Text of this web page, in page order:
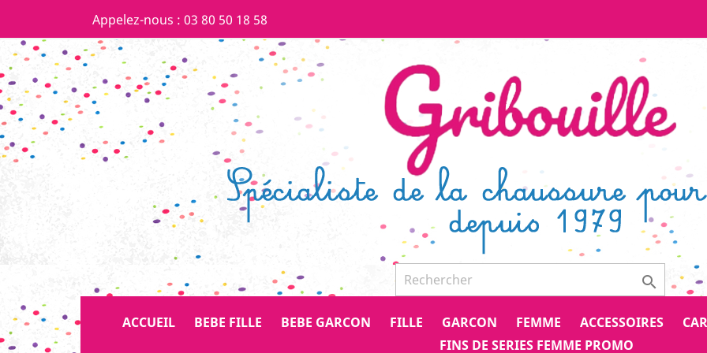
Appelez-nous : 03 80 50 18 58

ACCUEIL BEBE FILLE BEBE GARCON FILLE GARCON FEMME ACCESSOIRES
FINS DE SERIES FEMME PROMO